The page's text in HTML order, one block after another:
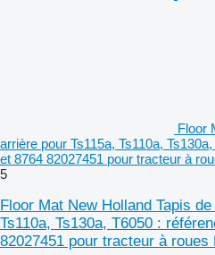
Floor
arrière pour Ts115a, Ts110a,
et 8764 82027451 pour tracteur à
5
Floor Mat New Holland Tapis
Ts110a, Ts130a, T6050 :
82027451 pour tracteur à roues